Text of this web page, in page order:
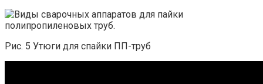
Рис. 5 Утюги для спайки ПП-труб